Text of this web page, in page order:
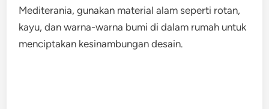
Mediterania, gunakan material alam seperti rotan,
kayu, dan warna-warna bumi di dalam rumah untuk
menciptakan kesinambungan desain.